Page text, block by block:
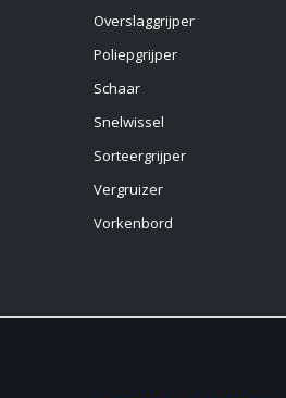
Overslaggrijper
Poliepgrijper
Schaar
Snelwissel
Sorteergrijper
Vergruizer
Vorkenbord